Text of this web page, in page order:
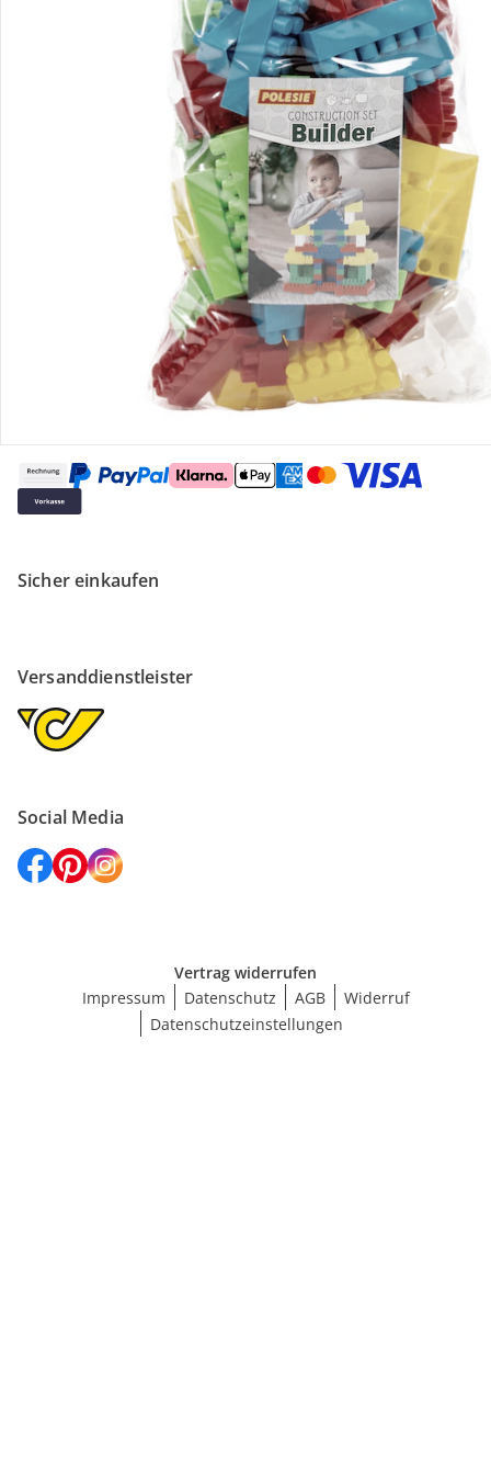
Gutscheine & Aktionen
Kontakt & Service
Filialen & Beratung
Sicher einkaufen
Versanddienstleister
Social Media
Vertrag widerrufen
Impressum
Datenschutz AGB
Widerruf
Datenschutzeinstellungen